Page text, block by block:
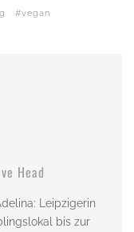
vegan
Head
Leipzigerin
bis zur